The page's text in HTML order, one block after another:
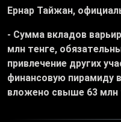
Ернар Тайжан,
- Сумма вкладов
млн тенге,
привлечение других
финансовую пирамиду
вложено свыше 63 млн